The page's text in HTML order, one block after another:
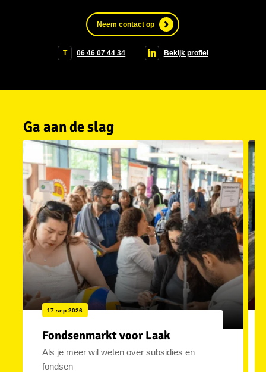
Neem contact op
T 06 46 07 44 34 Bekijk profiel
17 sep 2026
Fondsenmarkt voor Laak
Als je meer wil weten over subsidies en
fondsen
Ga aan de slag